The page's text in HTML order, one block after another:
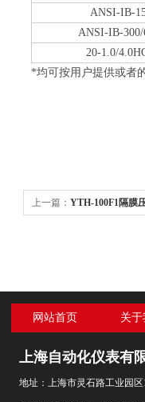
ANSI-IB-
ANSI-IB-300/
20-1.0/
*均可按用户提供或者
上一篇： YTH-100F1隔膜
网站首页 关
上海自动化仪表有
地址：上海市灵石路工业园区